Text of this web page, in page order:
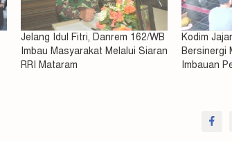
Jelang Idul Fitri, Danrem 162/WB
Imbau Masyarakat Melalui Siaran
RRI Mataram
Kodim
Bersinergi
Imbauan